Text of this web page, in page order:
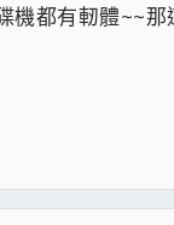
都有軔體~~那